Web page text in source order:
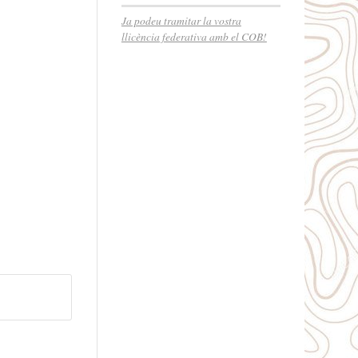
Ja podeu tramitar la vostra
llicència federativa amb el COB!